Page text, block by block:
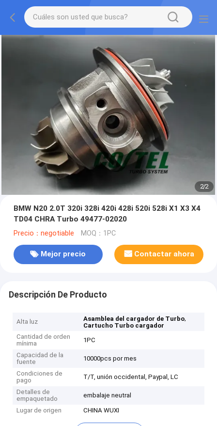
2/2
BMW N20 2.0T 320i 328i 420i 428i 520i 528i X1 X3 X4
TD04 CHRA Turbo 49477-02020
Precio：negotiable MOQ：1PC
Mejor precio Contactar ahora
Descripción De Producto
Alta luz Asamblea del cargador de Turbo,
Cartucho Turbo cargador
Cantidad de orden
mínima
1PC
Capacidad de la
fuente
10000pcs por mes
Condiciones de
pago
T/T, unión occidental, Paypal, LC
Detalles de
empaquetado
embalaje neutral
Lugar de origen CHINA WUXI